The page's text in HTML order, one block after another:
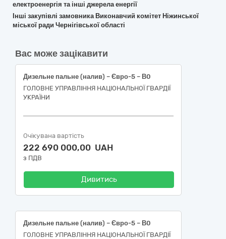
електроенергія та інші джерела енергії
Інші закупівлі замовника Виконавчий комітет Ніжинської
міської ради Чернігівської області
Вас може зацікавити
Дизельне пальне (налив) – Євро-5 – В0
ГОЛОВНЕ УПРАВЛІННЯ НАЦІОНАЛЬНОЇ ГВАРДІЇ
УКРАЇНИ
Очікувана вартість
222 690 000,00 UAH
з ПДВ
Дивитись
Дизельне пальне (налив) – Євро-5 – В0
ГОЛОВНЕ УПРАВЛІННЯ НАЦІОНАЛЬНОЇ ГВАРДІЇ